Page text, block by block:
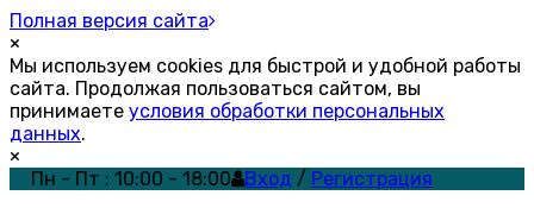
Полная версия сайта
×
Мы используем cookies для быстрой и удобной работы
сайта. Продолжая пользоваться сайтом, вы
принимаете условия обработки персональных
данных.
×
Пн - Пт : 10:00 - 18:00
Вход / Регистрация